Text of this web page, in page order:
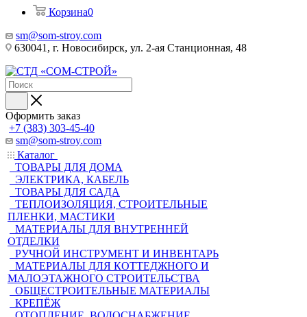
Корзина0
sm@som-stroy.com
630041, г. Новосибирск, ул. 2-ая Станционная, 48
Оформить заказ
+7 (383) 303-45-40
sm@som-stroy.com
Каталог
ТОВАРЫ ДЛЯ ДОМА
ЭЛЕКТРИКА, КАБЕЛЬ
ТОВАРЫ ДЛЯ САДА
ТЕПЛОИЗОЛЯЦИЯ, СТРОИТЕЛЬНЫЕ
ПЛЕНКИ, МАСТИКИ
МАТЕРИАЛЫ ДЛЯ ВНУТРЕННЕЙ
ОТДЕЛКИ
РУЧНОЙ ИНСТРУМЕНТ И ИНВЕНТАРЬ
МАТЕРИАЛЫ ДЛЯ КОТТЕДЖНОГО И
МАЛОЭТАЖНОГО СТРОИТЕЛЬСТВА
ОБЩЕСТРОИТЕЛЬНЫЕ МАТЕРИАЛЫ
КРЕПЁЖ